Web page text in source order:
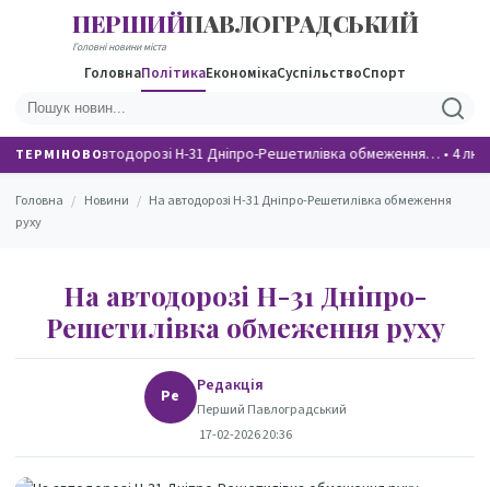
ПЕРШИЙПАВЛОГРАДСЬКИЙ
Головні новини міста
ГоловнаПолітикаЕкономікаСуспільствоСпорт
ТЕРМІНОВОНа автодорозі Н-31 Дніпро-Решетилівка обмеження… • 4
Головна / Новини / На автодорозі Н-31 Дніпро-Решетилівка обмеження
руху
На автодорозі Н-31 Дніпро-
Решетилівка обмеження руху
Ре Редакція
Перший Павлоградський
17-02-2026 20:36